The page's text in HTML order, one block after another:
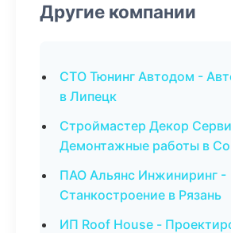
Другие компании
СТО Тюнинг Автодом -
в Липецк
Строймастер Декор
Демонтажные работы в
ПАО Альянс Инжиниринг -
Станкостроение в Рязань
ИП Roof House -